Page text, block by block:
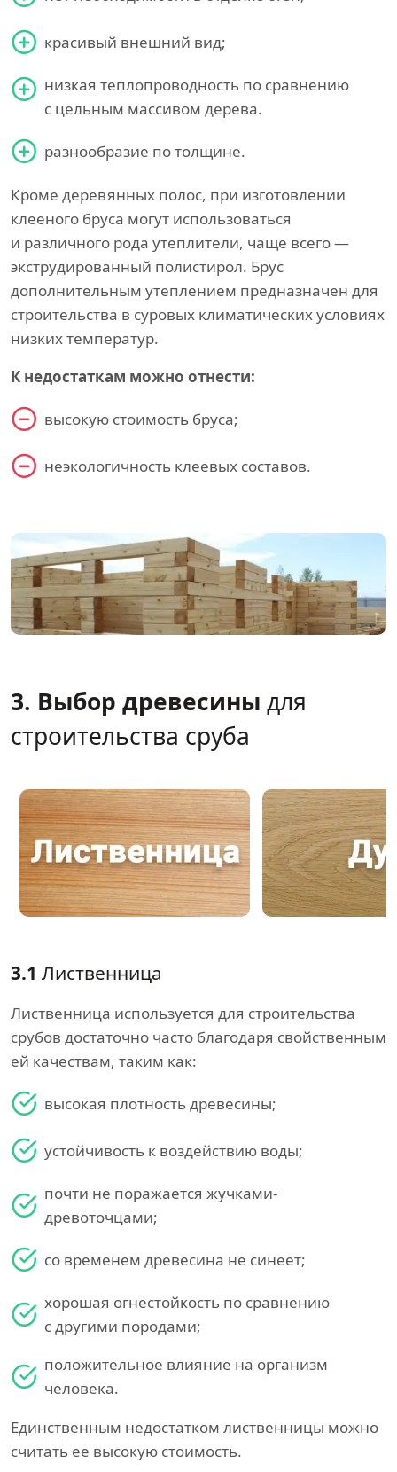
красивый внешний вид;
низкая теплопроводность по сравнению
с цельным массивом дерева.
разнообразие по толщине.
Кроме деревянных полос, при изготовлении
клееного бруса могут использоваться
и различного рода утеплители, чаще всего —
экструдированный полистирол. Брус
дополнительным утеплением предназначен для
строительства в суровых климатических условиях
низких температур.
К недостаткам можно отнести:
высокую стоимость бруса;
неэкологичность клеевых составов.
3. Выбор древесины для
строительства сруба
3.1 Лиственница
Лиственница используется для строительства
срубов достаточно часто благодаря свойственным
ей качествам, таким как:
высокая плотность древесины;
устойчивость к воздействию воды;
почти не поражается жучками-
древоточцами;
со временем древесина не синеет;
хорошая огнестойкость по сравнению
с другими породами;
положительное влияние на организм
человека.
Единственным недостатком лиственницы можно
считать ее высокую стоимость.